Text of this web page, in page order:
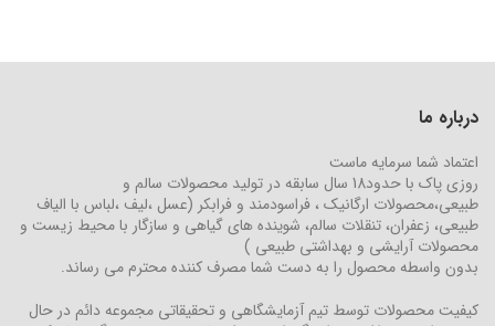
درباره ما
اعتماد شما سرمایه ماست
روزی پاک با حدود18 سال سابقه در تولید محصولات سالم و
طبیعی،محصولات ارگانیک ، فراسودمند و فرابکر (عسل ،لیف ،لباس با الیاف
طبیعی، زعفران، تنقلات سالم، شوینده های گیاهی و سازگار با محیط زیست و
محصولات آرایشی و بهداشتی طبیعی )
بدون واسطه محصول را به دست شما مصرف کننده محترم می رساند.
کیفیت محصولات توسط تیم آزمایشگاهی و تحقیقاتی مجموعه دائم در حال